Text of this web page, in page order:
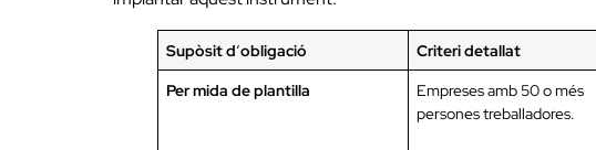
Supòsit d‘obligació Criteri detallat
Per mida de plantilla
Empreses amb 50 o més
persones treballadores.